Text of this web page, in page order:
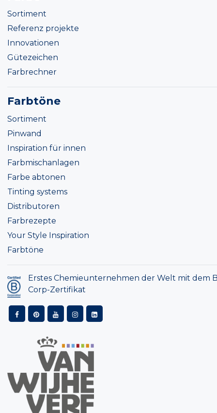
Sortiment
Referenz projekte
Innovationen
Gütezeichen
Farbrechner
Farbtöne
Sortiment
Pinwand
Inspiration für innen
Farbmischanlagen
Farbe abtonen
Tinting systems
Distributoren
Farbrezepte
Your Style Inspiration
Farbtöne
Erstes Chemieunternehmen der Welt mit dem
Corp-Zertifikat